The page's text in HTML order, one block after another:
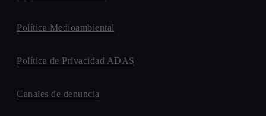
Política Medioambiental
Política de Privacidad ADAS
Canales de denuncia